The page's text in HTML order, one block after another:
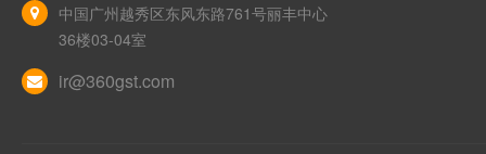
中国广州越秀区东风东路761号丽丰中心
36楼03-04室
ir@360gst.com